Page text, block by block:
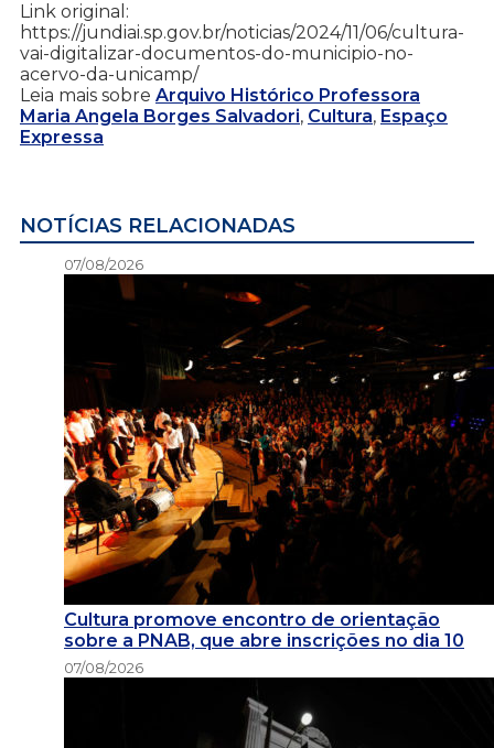
Link original:
https://jundiai.sp.gov.br/noticias/2024/11/06/cultura-
vai-digitalizar-documentos-do-municipio-no-
acervo-da-unicamp/
Leia mais sobre Arquivo Histórico Professora
Maria Angela Borges Salvadori, Cultura, Espaço
Expressa
NOTÍCIAS RELACIONADAS
07/08/2026
Cultura promove encontro de orientação
sobre a PNAB, que abre inscrições no dia 10
07/08/2026